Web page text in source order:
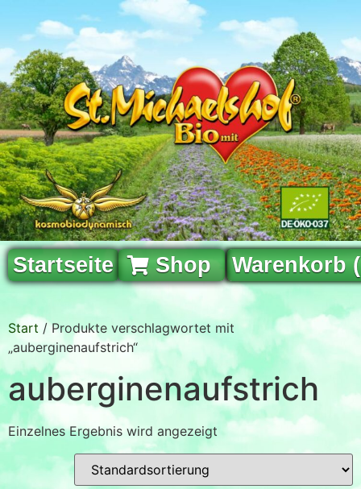
Startseite Shop Warenkorb
Start / Produkte verschlagwortet mit
„auberginenaufstrich“
auberginenaufstrich
Einzelnes Ergebnis wird angezeigt